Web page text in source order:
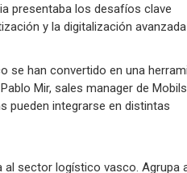
presentaba los desafíos clave
y la digitalización
se han convertido en una
Mir, sales manager de
pueden integrarse en distintas
al sector logístico vasco. Agrupa